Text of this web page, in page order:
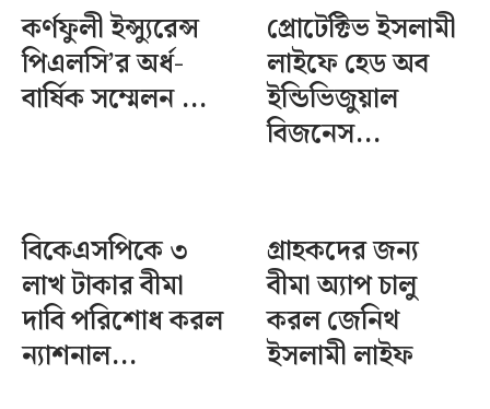
কর্ণফুলী ইন্স্যুরেন্স
পিএলসি’র অর্ধ-
বার্ষিক সম্মেলন ...
প্রোটেক্টিভ ইসলামী
লাইফে হেড অব
ইন্ডিভিজুয়াল
বিজনেস...
বিকেএসপিকে ৩
লাখ টাকার বীমা
দাবি পরিশোধ করল
ন্যাশনাল...
গ্রাহকদের জন্য
বীমা অ্যাপ চালু
করল জেনিথ
ইসলামী লাইফ